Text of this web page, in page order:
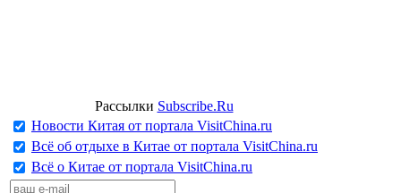
Рассылки Subscribe.Ru
Новости Китая от портала VisitChina.ru
Всё об отдыхе в Китае от портала VisitChina.ru
Всё о Китае от портала VisitChina.ru